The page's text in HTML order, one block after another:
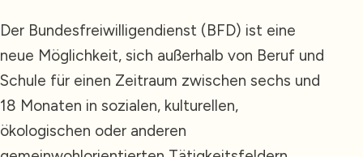
Der Bundesfreiwilligendienst (BFD) ist eine
neue Möglichkeit, sich außerhalb von Beruf und
Schule für einen Zeitraum zwischen sechs und
18 Monaten in sozialen, kulturellen,
ökologischen oder anderen